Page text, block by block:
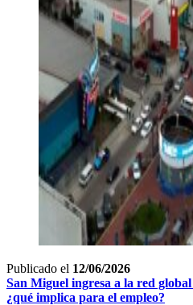
Publicado el 12/06/2026
San Miguel ingresa a la red
¿qué implica para el empleo?